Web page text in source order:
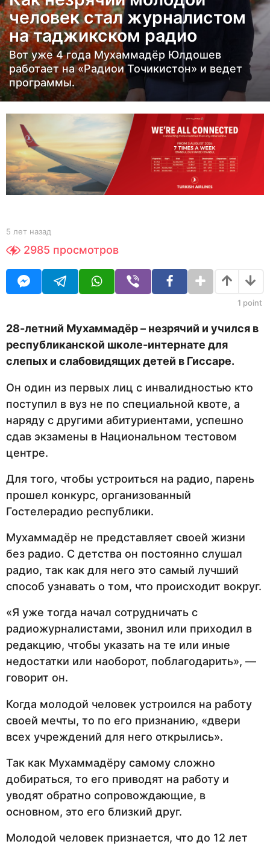
н
а
з
а
д
5
л
н
а
з
д
человек стал журналистом
на таджикском радио
Вот уже 4 года Мухаммадёр Юлдошев
работает на «Радиои Точикистон» и ведет
программы.
b
Y
O
R
5 лет назад
е
н
2985 просмотров
1 point
28-летний Мухаммадёр – незрячий и учился в
республиканской школе-интернате для
слепых и слабовидящих детей в Гиссаре.
Он один из первых лиц с инвалидностью кто
поступил в вуз не по специальной квоте, а
наряду с другими абитуриентами, успешно
сдав экзамены в Национальном тестовом
центре.
Для того, чтобы устроиться на радио, парень
прошел конкурс, организованный
Гостелерадио республики.
Мухаммадёр не представляет своей жизни
без радио. С детства он постоянно слушал
радио, так как для него это самый лучший
способ узнавать о том, что происходит вокруг.
«Я уже тогда начал сотрудничать с
радиожурналистами, звонил или приходил в
редакцию, чтобы указать на те или иные
недостатки или наоборот, поблагодарить», —
говорит он.
Когда молодой человек устроился на работу
своей мечты, то по его признанию, «двери
всех учреждений для него открылись».
Так как Мухаммадёру самому сложно
добираться, то его приводят на работу и
уводят обратно сопровождающие, в
основном, это его близкий друг.
Молодой человек признается, что до 12 лет